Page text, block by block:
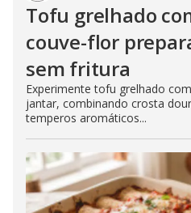
Tofu grelhado
couve-flor
sem fritura
Experimente tofu grelhado
jantar, combinando crosta
temperos aromáticos...